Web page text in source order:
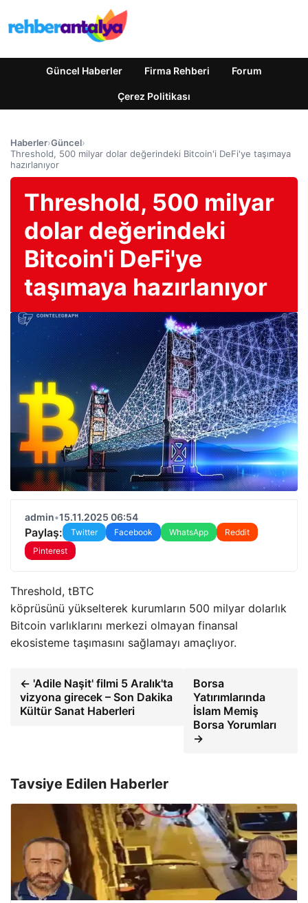
Güncel Haberler Firma Rehberi Forum
Çerez Politikası
Haberler›Güncel›
Threshold, 500 milyar dolar değerindeki Bitcoin'i DeFi'ye taşımaya
hazırlanıyor
Threshold, 500 milyar
dolar değerindeki
Bitcoin'i DeFi'ye
taşımaya hazırlanıyor
admin•15.11.2025 06:54
Paylaş: Twitter Facebook WhatsApp
Reddit
Pinterest
Threshold, tBTC
köprüsünü yükselterek kurumların 500 milyar dolarlık
Bitcoin varlıklarını merkezi olmayan finansal
ekosisteme taşımasını sağlamayı amaçlıyor.
← 'Adile Naşit' filmi 5 Aralık'ta
vizyona girecek – Son Dakika
Kültür Sanat Haberleri
Borsa
Yatırımlarında
İslam Memiş
Borsa Yorumları
→
Tavsiye Edilen Haberler